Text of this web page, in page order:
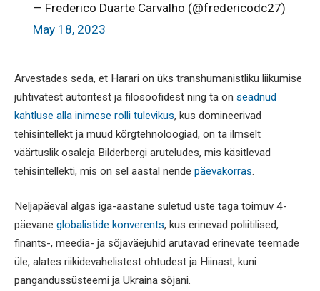
— Frederico Duarte Carvalho (@fredericodc27)
May 18, 2023
Arvestades seda, et Harari on üks transhumanistliku liikumise
juhtivatest autoritest ja filosoofidest ning ta on seadnud
kahtluse alla inimese rolli tulevikus, kus domineerivad
tehisintellekt ja muud kõrgtehnoloogiad, on ta ilmselt
väärtuslik osaleja Bilderbergi aruteludes, mis käsitlevad
tehisintellekti, mis on sel aastal nende päevakorras.
Neljapäeval algas iga-aastane suletud uste taga toimuv 4-
päevane globalistide konverents, kus erinevad poliitilised,
finants-, meedia- ja sõjaväejuhid arutavad erinevate teemade
üle, alates riikidevahelistest ohtudest ja Hiinast, kuni
pangandussüsteemi ja Ukraina sõjani.